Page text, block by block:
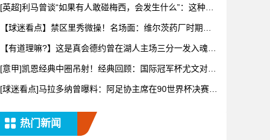
[英超]利马曾谈“如果有人敢碰梅西，会发生什么”：这种凝
【球迷看点】禁区里秀微操！名场面：维尔茨药厂时期的
【有道理嘛?】这是真会德约曾在湖人主场三分一发入魂！
[意甲]凯恩经典中圈吊射！经典回顾：国际冠军杯尤文对阵
[球迷看点]马拉多纳曾曝料：阿足协主席在90世界杯决赛前
热门新闻